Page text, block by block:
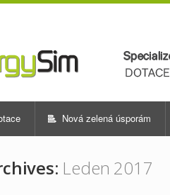
Nová zelená úsporám
Leden 2017